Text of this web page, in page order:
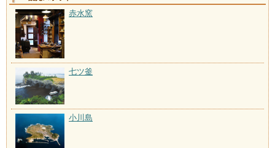
赤水窯
七ツ釜
小川島